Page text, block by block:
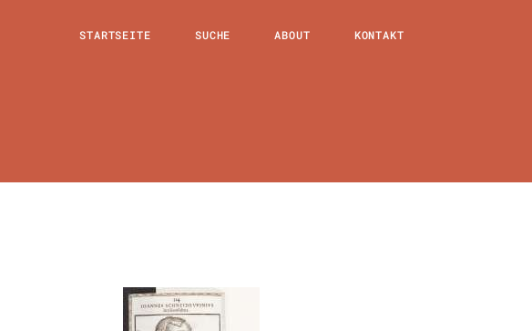
STARTSEITE SUCHE ABOUT KONTAKT